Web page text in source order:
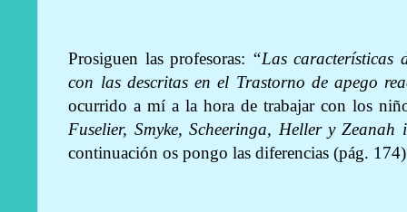
Prosiguen las profesoras: “Las características
con las descritas en el Trastorno de apego
ocurrido a mí a la hora de trabajar con los
Fuselier, Smyke, Scheeringa, Heller y
continuación os pongo las diferencias (pág.